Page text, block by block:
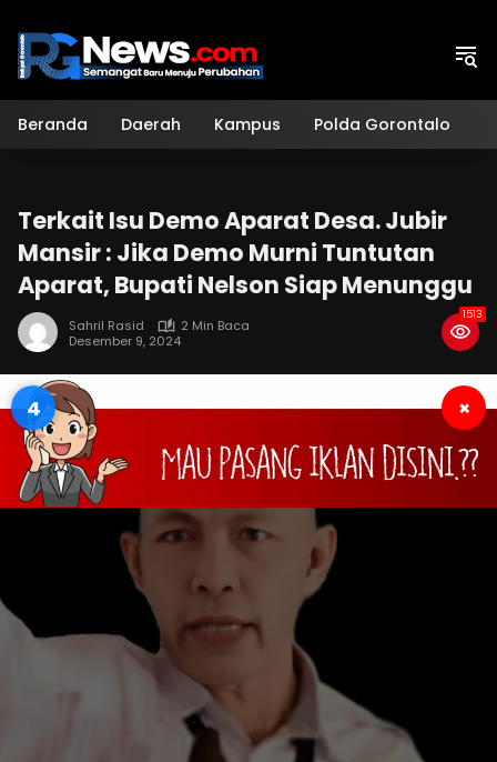
konten
Beranda Daerah Kampus Polda Gorontalo
Terkait Isu Demo Aparat Desa. Jubir
Mansir : Jika Demo Murni Tuntutan
Aparat, Bupati Nelson Siap Menunggu
Sahril Rasid
2 Min Baca
Desember 9, 2024
1513
3 ×